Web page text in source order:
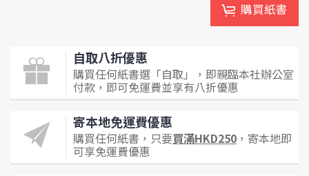
購買紙書
自取八折優惠
購買任何紙書選「自取」，即親臨本社辦公室
付款，即可免運費並享有八折優惠
寄本地免運費優惠
購買任何紙書，只要買滿HKD250 ，寄本地即
可享免運費優惠